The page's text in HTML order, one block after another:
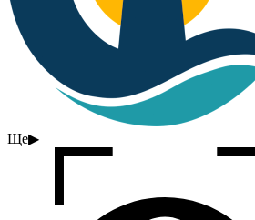
Ще▶